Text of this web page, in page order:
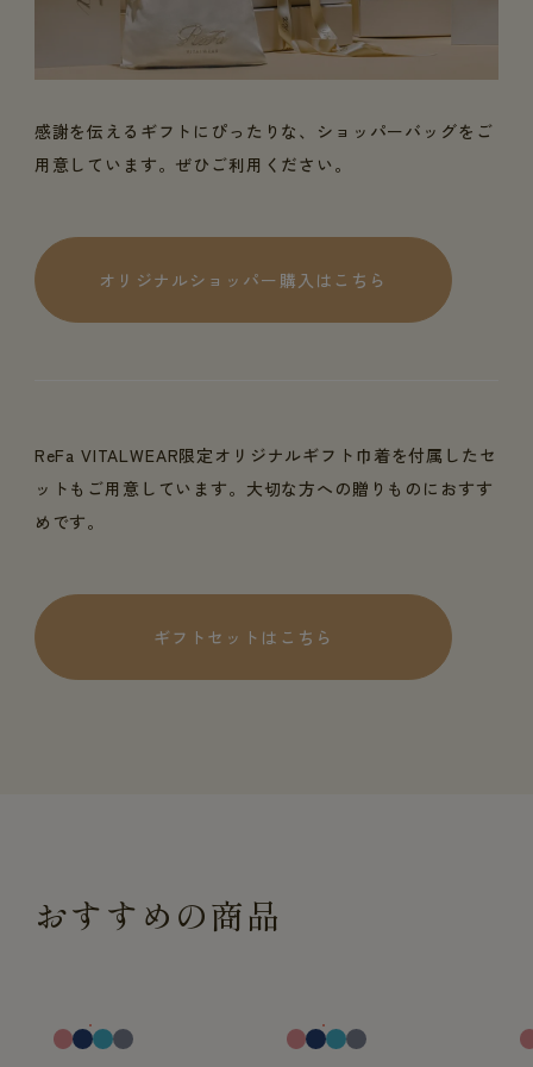
感謝を伝えるギフトにぴったりな、ショッパーバッグをご
用意しています。ぜひご利用ください。
オリジナルショッパー購入はこちら
ReFa VITALWEAR限定オリジナルギフト巾着を付属したセ
ットもご用意しています。大切な方への贈りものにおすす
めです。
ギフトセットはこちら
おすすめの商品